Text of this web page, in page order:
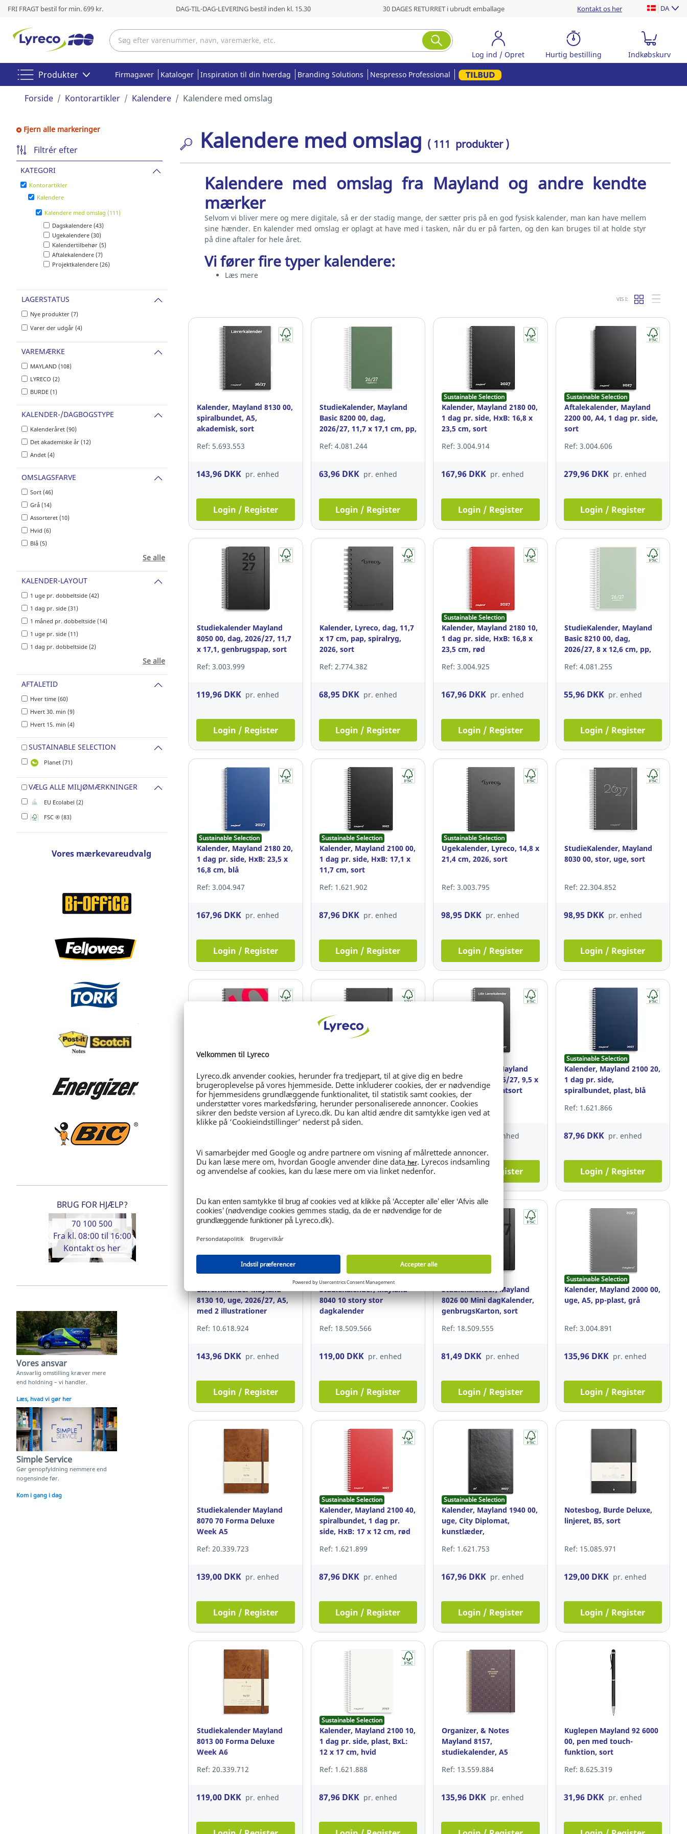
FRI FRAGT bestil for min. 699 kr. DAG-TIL-DAG-LEVERING bestil inden kl. 15.30 30 DAGES RETURRET i ubrudt emballage Kontakt os her DA
Log ind / Opret Hurtig bestilling Indkøbskurv
Produkter Firmagaver Kataloger Inspiration til din hverdag Branding Solutions Nespresso Professional
Forside Kontorartikler Kalendere Kalendere med omslag
Fjern alle markeringer
Filtrér efter
KATEGORI
Kontorartikler
Kalendere
Kalendere med omslag (111)
Dagskalendere (43)
Ugekalendere (30)
Kalendertilbehør (5)
Aftalekalendere (7)
Projektkalendere (26)
LAGERSTATUS
Nye produkter (7)
Varer der udgår (4)
VAREMÆRKE
MAYLAND (108)
LYRECO (2)
BURDE (1)
KALENDER-/DAGBOGSTYPE
Kalenderåret (90)
Det akademiske år (12)
Andet (4)
OMSLAGSFARVE
Sort (46)
Grå (14)
Assorteret (10)
Hvid (6)
Blå (5)
Se alle
KALENDER-LAYOUT
1 uge pr. dobbeltside (42)
1 dag pr. side (31)
1 måned pr. dobbeltside (14)
1 uge pr. side (11)
1 dag pr. dobbeltside (2)
Se alle
AFTALETID
Hver time (60)
Hvert 30. min (9)
Hvert 15. min (4)
SUSTAINABLE SELECTION
Planet (71)
VÆLG ALLE MILJØMÆRKNINGER
EU Ecolabel (2)
FSC ® (83)
Vores mærkevareudvalg
BRUG FOR HJÆLP?
70 100 500
Fra kl. 08:00 til 16:00
Kontakt os her
Vores ansvar
Ansvarlig omstilling kræver mere
end holdning – vi handler.
Læs, hvad vi gør her
Simple Service
Gør genopfyldning nemmere end
nogensinde før.
Kom i gang i dag
Kalendere med omslag ( 111 produkter )
Kalendere med omslag fra Mayland og andre kendte
mærker
Selvom vi bliver mere og mere digitale, så er der stadig mange, der sætter pris på en god fysisk kalender, man kan have mellem
sine hænder. En kalender med omslag er oplagt at have med i tasken, når du er på farten, og den kan bruges til at holde styr
på dine aftaler for hele året.
Vi fører fire typer kalendere:
Læs mere
VIS I:
Kalender, Mayland 8130 00,
spiralbundet, A5,
akademisk, sort
Ref: 5.693.553
143,96 DKK pr. enhed
Login / Register
StudieKalender, Mayland
Basic 8200 00, dag,
2026/27, 11,7 x 17,1 cm, pp,
Ref: 4.081.244
63,96 DKK pr. enhed
Login / Register
Sustainable Selection
Kalender, Mayland 2180 00,
1 dag pr. side, HxB: 16,8 x
23,5 cm, sort
Ref: 3.004.914
167,96 DKK pr. enhed
Login / Register
Sustainable Selection
Aftalekalender, Mayland
2200 00, A4, 1 dag pr. side,
sort
Ref: 3.004.606
279,96 DKK pr. enhed
Login / Register
Studiekalender Mayland
8050 00, dag, 2026/27, 11,7
x 17,1, genbrugspap, sort
Ref: 3.003.999
119,96 DKK pr. enhed
Login / Register
Kalender, Lyreco, dag, 11,7
x 17 cm, pap, spiralryg,
2026, sort
Ref: 2.774.382
68,95 DKK pr. enhed
Login / Register
Sustainable Selection
Kalender, Mayland 2180 10,
1 dag pr. side, HxB: 16,8 x
23,5 cm, rød
Ref: 3.004.925
167,96 DKK pr. enhed
Login / Register
StudieKalender, Mayland
Basic 8210 00, dag,
2026/27, 8 x 12,6 cm, pp,
Ref: 4.081.255
55,96 DKK pr. enhed
Login / Register
Sustainable Selection
Kalender, Mayland 2180 20,
1 dag pr. side, HxB: 23,5 x
16,8 cm, blå
Ref: 3.004.947
167,96 DKK pr. enhed
Login / Register
Sustainable Selection
Kalender, Mayland 2100 00,
1 dag pr. side, HxB: 17,1 x
11,7 cm, sort
Ref: 1.621.902
87,96 DKK pr. enhed
Login / Register
Sustainable Selection
Ugekalender, Lyreco, 14,8 x
21,4 cm, 2026, sort
Ref: 3.003.795
98,95 DKK pr. enhed
Login / Register
StudieKalender, Mayland
8030 00, stor, uge, sort
Ref: 22.304.852
98,95 DKK pr. enhed
Login / Register
Sustainable Selection
10-års, A5, plast, grå
illustration
Ref: 2.768.698
Login / Register
8154 00, uge, A5
Ref: 15.084.408
Login / Register
Lærerkalender, Mayland
8140 00, uge, 2026/27, 9,5 x
16,8, fiberpap, matsort
Ref: 7.841.935
pr. enhed
Login / Register
Sustainable Selection
Kalender, Mayland 2100 20,
1 dag pr. side,
spiralbundet, plast, blå
Ref: 1.621.866
87,96 DKK pr. enhed
Login / Register
Lærerkalender Mayland
8130 10, uge, 2026/27, A5,
med 2 illustrationer
Ref: 10.618.924
143,96 DKK pr. enhed
Login / Register
StudieKalender, Mayland
8040 10 story stor
dagkalender
Ref: 18.509.566
119,00 DKK pr. enhed
Login / Register
StudieKalender, Mayland
8026 00 Mini dagKalender,
genbrugsKarton, sort
Ref: 18.509.555
81,49 DKK pr. enhed
Login / Register
Sustainable Selection
Kalender, Mayland 2000 00,
uge, A5, pp-plast, grå
Ref: 3.004.891
135,96 DKK pr. enhed
Login / Register
Studiekalender Mayland
8070 70 Forma Deluxe
Week A5
Ref: 20.339.723
139,00 DKK pr. enhed
Login / Register
Sustainable Selection
Kalender, Mayland 2100 40,
spiralbundet, 1 dag pr.
side, HxB: 17 x 12 cm, rød
Ref: 1.621.899
87,96 DKK pr. enhed
Login / Register
Sustainable Selection
Kalender, Mayland 1940 00,
uge, City Diplomat,
kunstlæder,
Ref: 1.621.753
167,96 DKK pr. enhed
Login / Register
Notesbog, Burde Deluxe,
linjeret, B5, sort
Ref: 15.085.971
129,00 DKK pr. enhed
Login / Register
Studiekalender Mayland
8013 00 Forma Deluxe
Week A6
Ref: 20.339.712
119,00 DKK pr. enhed
Sustainable Selection
Kalender, Mayland 2100 10,
1 dag pr. side, plast, BxL:
12 x 17 cm, hvid
Ref: 1.621.888
87,96 DKK pr. enhed
Organizer, & Notes
Mayland 8157,
studiekalender, A5
Ref: 13.559.884
135,96 DKK pr. enhed
Kuglepen Mayland 92 6000
00, pen med touch-
funktion, sort
Ref: 8.625.319
31,96 DKK pr. enhed